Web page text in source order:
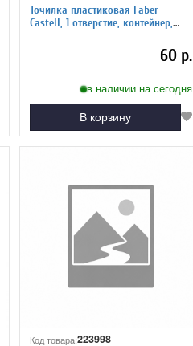
Точилка пластиковая Faber-
Castell, 1 отверстие, контейнер,
60 р.
в наличии на сегодня
В корзину
Код товара:223998